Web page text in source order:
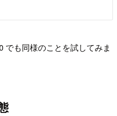
も同様のことを試してみま